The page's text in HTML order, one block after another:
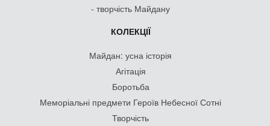
- творчість Майдану
КОЛЕКЦІЇ
Майдан: усна історія
Агітація
Боротьба
Меморіальні предмети Героїв Небесної Сотні
Творчість